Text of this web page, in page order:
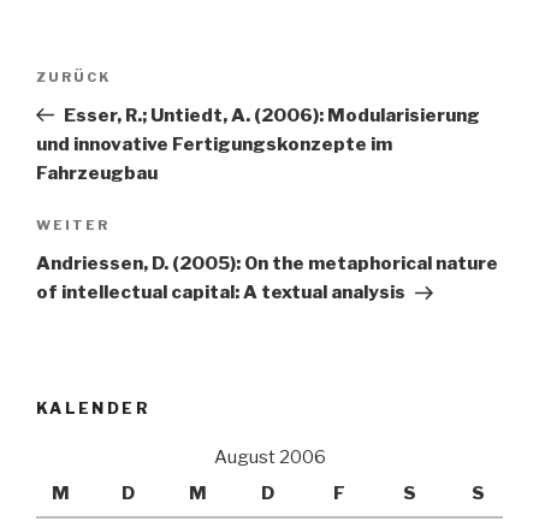
Beitrags-
Vorheriger
Beitrag
ZURÜCK
Esser, R.; Untiedt, A. (2006): Modularisierung
und innovative Fertigungskonzepte im
Fahrzeugbau
Nächster
Beitrag
WEITER
Andriessen, D. (2005): On the metaphorical nature
of intellectual capital: A textual analysis
KALENDER
August 2006
M
D M D F S S